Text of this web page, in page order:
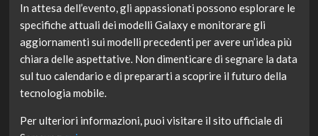
In attesa dell’evento, gli appassionati possono esplorare le
specifiche attuali dei modelli Galaxy e monitorare gli
aggiornamenti sui modelli precedenti per avere un’idea più
chiara delle aspettative. Non dimenticare di segnare la data
sul tuo calendario e di prepararti a scoprire il futuro della
tecnologia mobile.
Per ulteriori informazioni, puoi visitare il sito ufficiale di